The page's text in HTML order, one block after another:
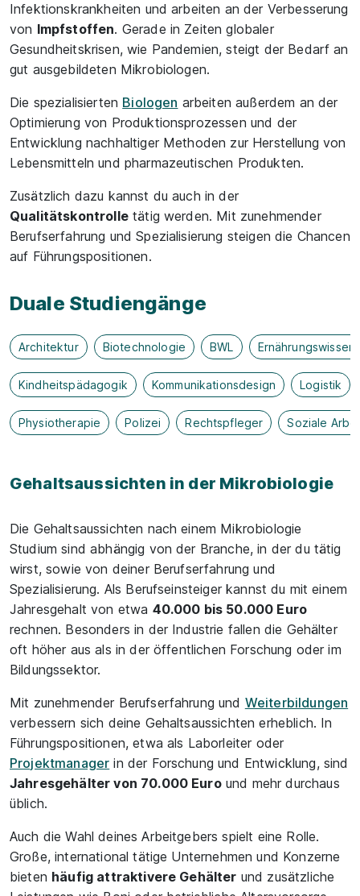
Infektionskrankheiten und arbeiten an der Verbesserung
von Impfstoffen. Gerade in Zeiten globaler
Gesundheitskrisen, wie Pandemien, steigt der Bedarf an
gut ausgebildeten Mikrobiologen.
Die spezialisierten Biologen arbeiten außerdem an der
Optimierung von Produktionsprozessen und der
Entwicklung nachhaltiger Methoden zur Herstellung von
Lebensmitteln und pharmazeutischen Produkten.
Zusätzlich dazu kannst du auch in der
Qualitätskontrolletätig werden. Mit zunehmender
Berufserfahrung und Spezialisierung steigen die Chancen
auf Führungspositionen.
Duale Studiengänge
Architektur Biotechnologie BWL
Kindheitspädagogik Kommunikationsdesign Logistik
Physiotherapie Polizei Rechtspfleger Soziale
Gehaltsaussichten in der Mikrobiologie
Die Gehaltsaussichten nach einem Mikrobiologie
Studium sind abhängig von der Branche, in der du tätig
wirst, sowie von deiner Berufserfahrung und
Spezialisierung. Als Berufseinsteiger kannst du mit einem
Jahresgehalt von etwa 40.000 bis 50.000 Euro
rechnen. Besonders in der Industrie fallen die Gehälter
oft höher aus als in der öffentlichen Forschung oder im
Bildungssektor.
Mit zunehmender Berufserfahrung und Weiterbildungen
verbessern sich deine Gehaltsaussichten erheblich. In
Führungspositionen, etwa als Laborleiter oder
Projektmanager in der Forschung und Entwicklung, sind
Jahresgehälter von 70.000 Euround mehr durchaus
üblich.
Auch die Wahl deines Arbeitgebers spielt eine Rolle.
Große, international tätige Unternehmen und Konzerne
bieten häufig attraktivere Gehälter und zusätzliche